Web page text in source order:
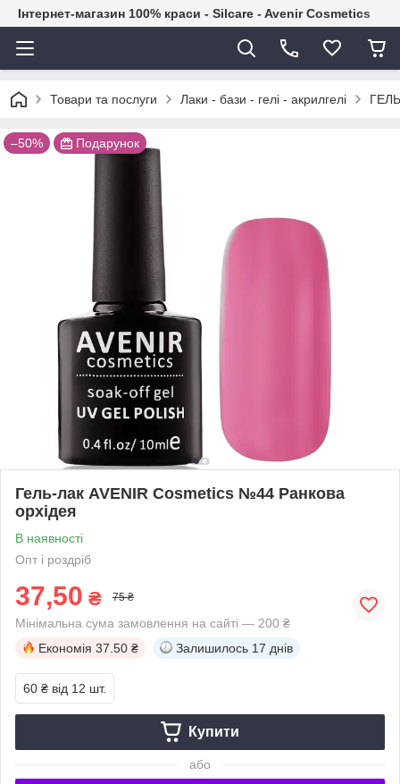
Інтернет-магазин 100% краси - Silcare - Avenir Cosmetics
Товари та послуги Лаки - бази - гелі - акрилгелі
–50% Подарунок
Гель-лак AVENIR Cosmetics №44 Ранкова
орхідея
В наявності
Опт і роздріб
37,50 ₴ 75 ₴
Мінімальна сума замовлення на сайті — 200 ₴
Економія 37.50 ₴ Залишилось 17 днів
60 ₴ від 12 шт.
Купити
або